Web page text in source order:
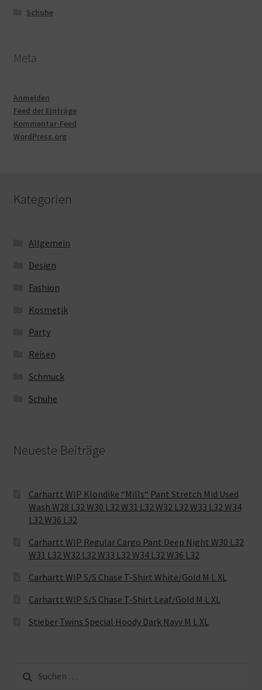
Schuhe
Meta
Anmelden
Feed der Einträge
Kommentar-Feed
WordPress.org
Kategorien
Allgemein
Design
Fashion
Kosmetik
Party
Reisen
Schmuck
Schuhe
Neueste Beiträge
Carhartt WIP Klondike “Mills“ Pant Stretch Mid Used
Wash W28 L32 W30 L32 W31 L32 W32 L32 W33 L32 W34
L32 W36 L32
Carhartt WIP Regular Cargo Pant Deep Night W30 L32
W31 L32 W32 L32 W33 L32 W34 L32 W36 L32
Carhartt WIP S/S Chase T-Shirt White/Gold M L XL
Carhartt WIP S/S Chase T-Shirt Leaf/Gold M L XL
Stieber Twins Special Hoody Dark Navy M L XL
nach: